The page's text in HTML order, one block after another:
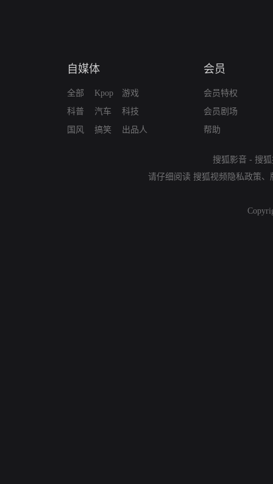
自媒体
全部
科普
国风
Kpop
汽车
搞笑
游戏
科技
出品人
会员
会员特权
会员剧场
帮助
搜狐影音 - 搜
请仔细阅读 搜狐视频隐私政策、